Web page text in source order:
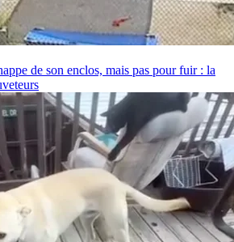
de son enclos, mais pas pour fuir : la